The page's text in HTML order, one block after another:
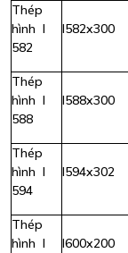
Thép
hình I
582
I582x300
Thép
hình I
588
I588x300
Thép
hình I
594
I594x302
Thép
hình I
I600x200